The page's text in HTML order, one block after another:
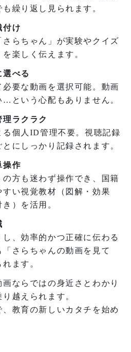
繰り返し見られます。
付け
らちゃん」が実験やクイズ
楽しく伝えます。
選べる
要な動画を選択可能。動画
という心配もありません。
ラクラク
個人ID管理不要。視聴記録
にしっかり記録されます。
操作
方も迷わず操作でき、国籍
い視覚教材（図解・効果
）を活用。
、効率的かつ正確に伝わる
さらちゃんの動画を見て
ます。
ならではの身近さとわかり
越えられます。
教育の新しいカタチを始め